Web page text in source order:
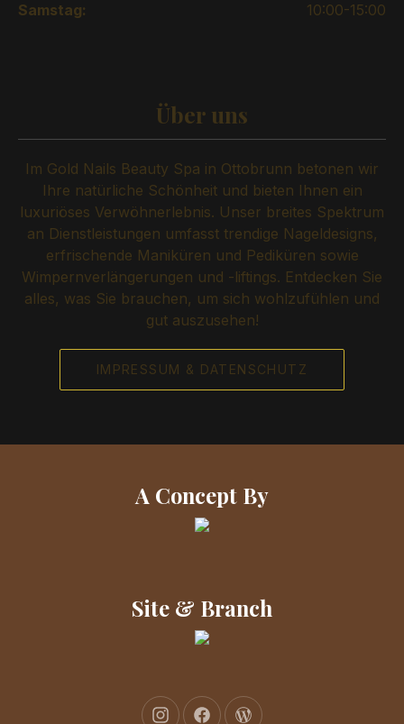
Samstag:
10:00-15:00
Über uns
Im Gold Nails Beauty Spa in Ottobrunn betonen wir
Ihre natürliche Schönheit und bieten Ihnen ein
luxuriöses Verwöhnerlebnis. Unser breites Spektrum
an Dienstleistungen umfasst trendige Nageldesigns,
erfrischende Maniküren und Pediküren sowie
Wimpernverlängerungen und -liftings. Entdecken Sie
alles, was Sie brauchen, um sich wohlzufühlen und
gut auszusehen!
IMPRESSUM & DATENSCHUTZ
A Concept By
Site & Branch